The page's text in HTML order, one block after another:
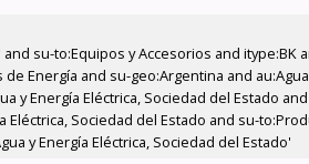
su-to:Equipos y Accesorios and itype:BK
Energía and su-geo:Argentina and
y Energía Eléctrica, Sociedad del Estado
Sociedad del Estado and su-
y Energía Eléctrica, Sociedad del Estado'